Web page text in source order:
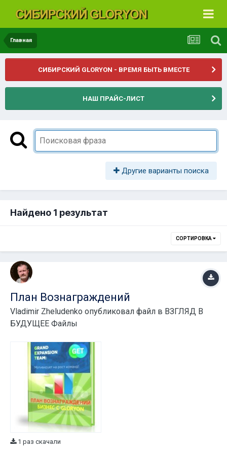
Главная
СИБИРСКИЙ GLORYON - ВРЕМЯ БЫТЬ ВМЕСТЕ
НАШ ПРАЙС-ЛИСТ
Другие варианты поиска
Найдено 1 результат
СОРТИРОВКА
План Вознаграждений
Vladimir Zheludenko опубликовал файл в ВЗГЛЯД В
БУДУЩЕЕ Файлы
1 раз скачали